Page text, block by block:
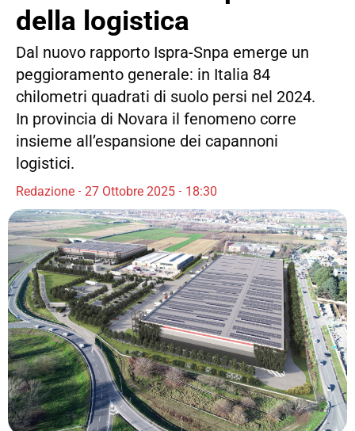
della logistica
Dal nuovo rapporto Ispra-Snpa emerge un
peggioramento generale: in Italia 84
chilometri quadrati di suolo persi nel 2024.
In provincia di Novara il fenomeno corre
insieme all’espansione dei capannoni
logistici.
Redazione 27 Ottobre 2025 18:30